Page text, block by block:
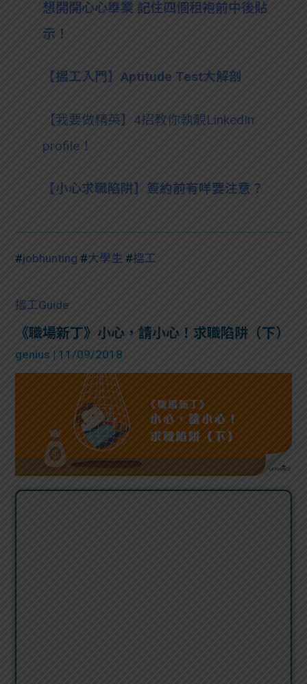
想開開心心畢業 記住四個租袍前中後貼
示！
【搵工入門】Aptitude Test大解剖
【我要做精英】4招教你執靚LinkedIn
profile！
【小心求職陷阱】簽約前有咩要注意？
#jobhunting #大學生 #搵工
搵工Guide
《職場新丁》小心，請小心！求職陷阱（下）
genius | 11/09/2018